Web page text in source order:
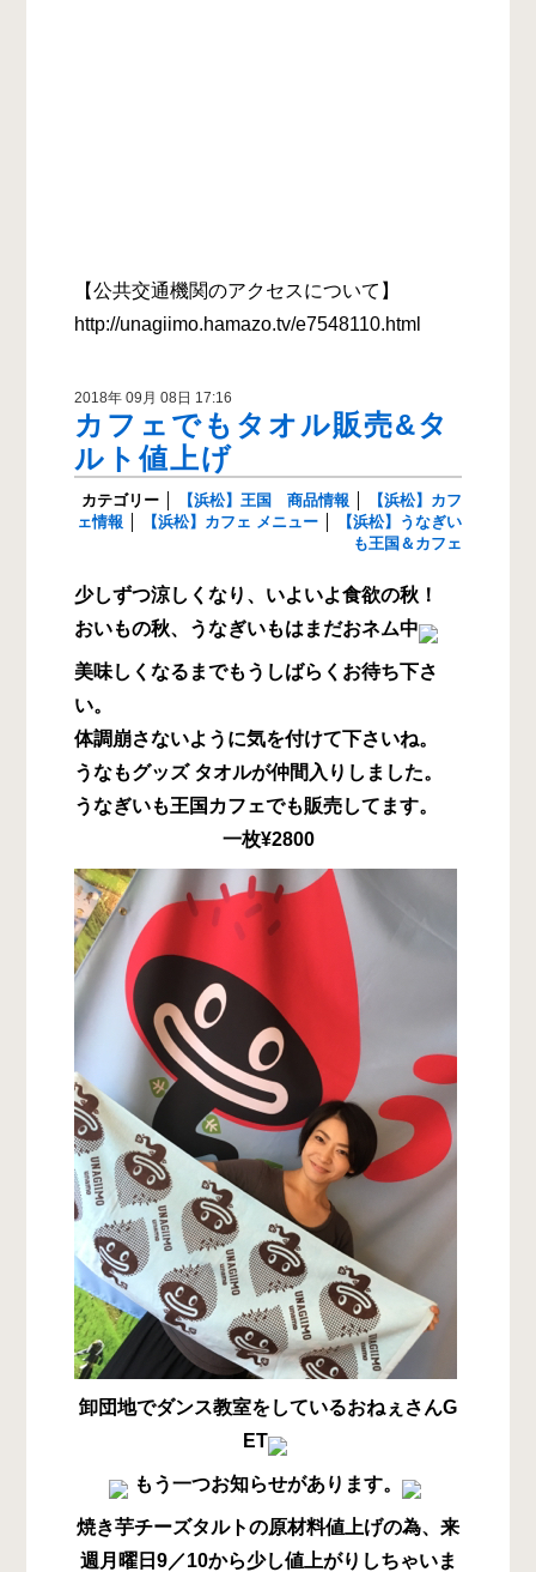
【公共交通機関のアクセスについて】
http://unagiimo.hamazo.tv/e7548110.html
2018年 09月 08日 17:16
カフェでもタオル販売&タ
ルト値上げ
カテゴリー 【浜松】王国 商品情報
【浜松】カフ
ェ情報
【浜松】カフェ メニュー
【浜松】うなぎい
も王国＆カフェ
少しずつ涼しくなり、いよいよ食欲の秋！
おいもの秋、うなぎいもはまだおネム中
美味しくなるまでもうしばらくお待ち下さ
い。
体調崩さないように気を付けて下さいね。
うなもグッズ タオルが仲間入りしました。
うなぎいも王国カフェでも販売してます。
一枚¥2800
卸団地でダンス教室をしているおねぇさんG
ET
もう一つお知らせがあります。
焼き芋チーズタルトの原材料値上げの為、来
週月曜日9／10から少し値上がりしちゃいま